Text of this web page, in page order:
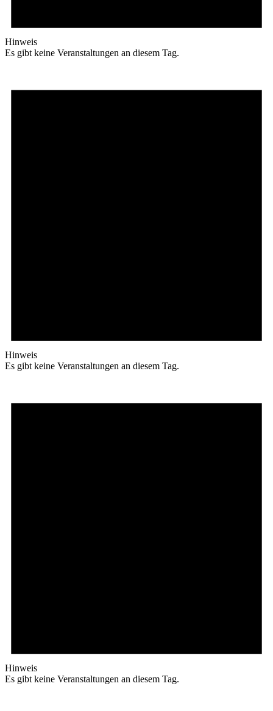
Hinweis
Es gibt keine Veranstaltungen an diesem Tag.
Hinweis
Es gibt keine Veranstaltungen an diesem Tag.
Hinweis
Es gibt keine Veranstaltungen an diesem Tag.